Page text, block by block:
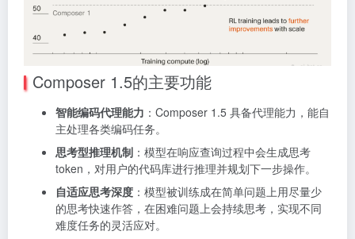
Composer 1.5的主要功能
智能编码代理能力 ：Composer 1.5 具备代理能力，能自
主处理各类编码任务。
思考型推理机制 ：模型在响应查询过程中会生成思考
token，对用户的代码库进行推理并规划下一步操作。
自适应思考深度 ：模型被训练成在简单问题上用尽量少
的思考快速作答，在困难问题上会持续思考，实现不同
难度任务的灵活应对。